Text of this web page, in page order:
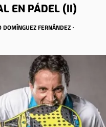
EN PÁDEL (II)
DOMÍNGUEZ FERNÁNDEZ